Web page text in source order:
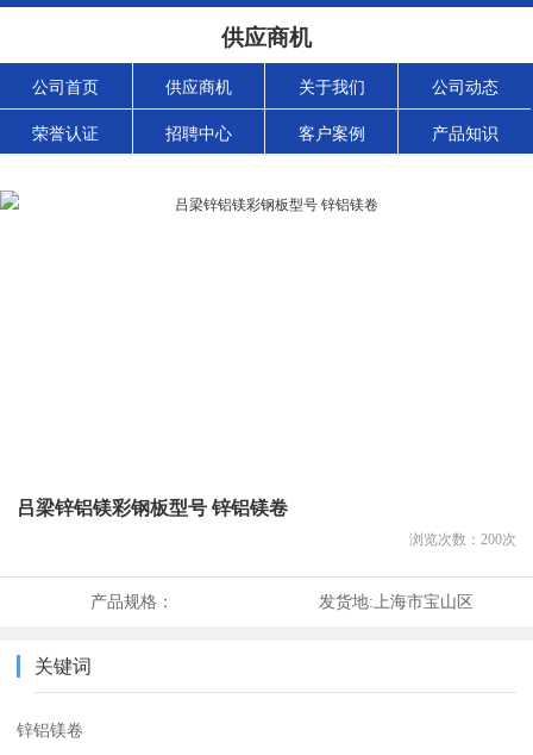
供应商机
公司首页 供应商机 关于我们 公司动态
荣誉认证 招聘中心 客户案例 产品知识
吕梁锌铝镁彩钢板型号 锌铝镁卷
浏览次数： 200次
产品规格： 发货地: 上海市宝山区
关键词
锌铝镁卷